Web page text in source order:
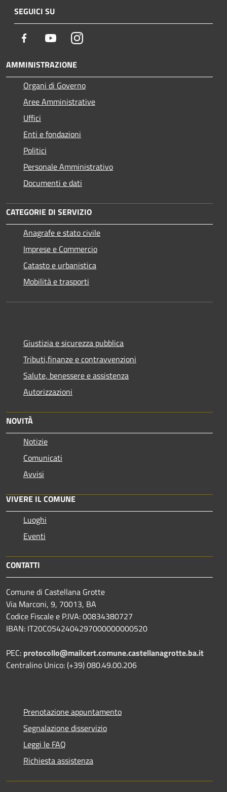
SEGUICI SU
Facebook YoutubeInstagram
AMMINISTRAZIONE
Organi di Governo
Aree Amministrative
Uffici
Enti e fondazioni
Politici
Personale Amministrativo
Documenti e dati
CATEGORIE DI SERVIZIO
Anagrafe e stato civile
Imprese e Commercio
Catasto e urbanistica
Mobilità e trasporti
Giustizia e sicurezza pubblica
Tributi,finanze e contravvenzioni
Salute, benessere e assistenza
Autorizzazioni
NOVITÀ
Notizie
Comunicati
Avvisi
VIVERE IL COMUNE
Luoghi
Eventi
CONTATTI
Comune di Castellana Grotte
Via Marconi, 9, 70013, BA
Codice Fiscale e P.IVA: 00834380727
IBAN: IT20C0542404297000000000520
PEC: protocollo@mailcert.comune.castellanagrotte.ba.it
Centralino Unico: (+39) 080.49.00.206
Prenotazione appuntamento
Segnalazione disservizio
Leggi le FAQ
Richiesta assistenza